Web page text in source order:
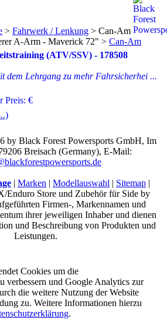
(ATV/SSV) - 178508
dem Lehrgang zu mehr Fahrsicherhei ...
Preis: €
> Fahrwerk / Lenkung > Can-Am
A-Arm - Maverick 72" > Can-Am
by Black Forest Powersports GmbH, Im
Breisach (Germany), E-Mail:
| Marken | Modellauswahl | Sitemap |
Enduro Store und Zubehör für Side by
Firmen-, Markennamen und
ihrer jeweiligen Inhaber und dienen
und Beschreibung von Produkten und
Leistungen.
Cookies um die
verbessern und Google Analytics zur
die weitere Nutzung der Website
zu. Weitere Informationen hierzu
.